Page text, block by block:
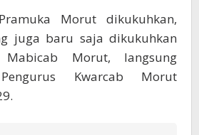
Morut dikukuhkan,
juga baru saja dikukuhkan
Morut, langsung
Kwarcab Morut